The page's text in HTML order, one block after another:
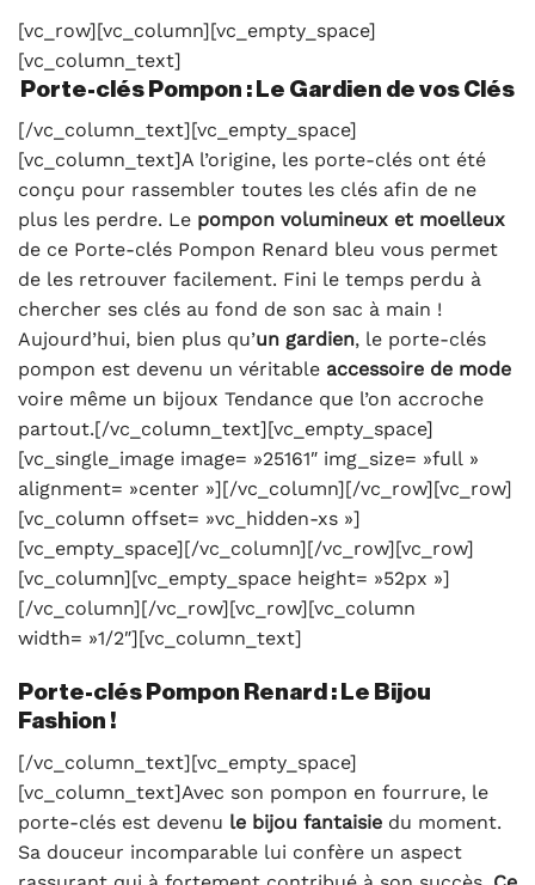
[vc_row][vc_column][vc_empty_space]
[vc_column_text]
Porte-clés Pompon : Le Gardien de vos Clés
[/vc_column_text][vc_empty_space]
[vc_column_text]A l’origine, les porte-clés ont été
conçu pour rassembler toutes les clés afin de ne
plus les perdre. Le pompon volumineux et moelleux
de ce Porte-clés Pompon Renard bleu vous permet
de les retrouver facilement. Fini le temps perdu à
chercher ses clés au fond de son sac à main !
Aujourd’hui, bien plus qu’un gardien, le porte-clés
pompon est devenu un véritable accessoire de mode
voire même un bijoux Tendance que l’on accroche
partout.[/vc_column_text][vc_empty_space]
[vc_single_image image= »25161″ img_size= »full »
alignment= »center »][/vc_column][/vc_row][vc_row]
[vc_column offset= »vc_hidden-xs »]
[vc_empty_space][/vc_column][/vc_row][vc_row]
[vc_column][vc_empty_space height= »52px »]
[/vc_column][/vc_row][vc_row][vc_column
width= »1/2″][vc_column_text]
Porte-clés Pompon Renard : Le Bijou
Fashion !
[/vc_column_text][vc_empty_space]
[vc_column_text]Avec son pompon en fourrure, le
porte-clés est devenu le bijou fantaisie du moment.
Sa douceur incomparable lui confère un aspect